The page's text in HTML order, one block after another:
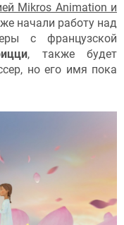
Mikros Animation и
начали работу над
с французской
, также будет
но его имя пока